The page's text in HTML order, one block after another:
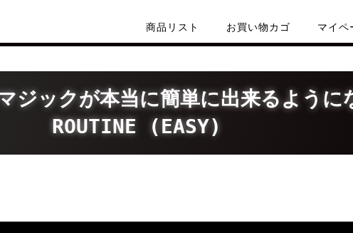
商品リスト お買い物カゴ マイペ
ジックが本当に簡単に出来るよう
ROUTINE (EASY)